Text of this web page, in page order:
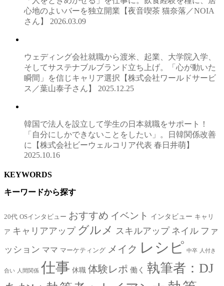
心地のよいバーを独立開業【夜音喫茶 猫奈落／NOIA
さん】 2026.03.09
ウェディング会社就職から渡米、起業、大学院入学、
そしてサステナブルブランド立ち上げ。「心が動いた
瞬間」を信じキャリア選択【株式会社ワールドサービ
ス／葉山泰子さん】 2025.12.25
韓国で法人を設立して学生の日本就職をサポート！
「自分にしかできないことをしたい」。日韓関係改善
に【株式会社ビーウェルコリア代表 春日井萌】
2025.10.16
KEYWORDS
キーワードから探す
20代 OSインタビュー おすすめ イベント インタビュー キャリ
ア キャリアアップ グルメ スキルアップ ネイル ファ
ッション ママ マーケティング メイク レシピ 中卒 人付き
合い 人間関係 仕事 休職 体験レポ 働く 執筆者：DJ